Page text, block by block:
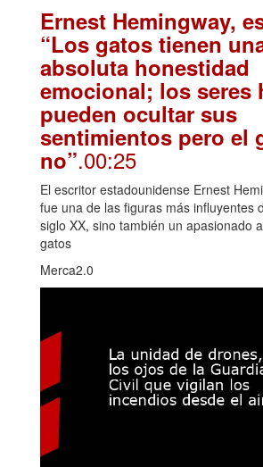
Ernest Hemingway,
“Los gatos tienen
absoluta honestidad
emocional; los seres
pueden ocultar sus
sentimientos pero el
no”.00:25
El escritor estadounidense Ernest
fue una de las figuras más influyentes
siglo XX, sino también un apasionado
gatos
Merca2.0